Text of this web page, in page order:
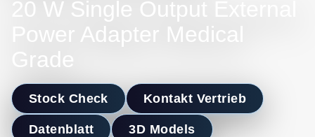
20 W Single Output External
Power Adapter Medical
Grade
Stock Check Kontakt Vertrieb
Datenblatt 3D Models